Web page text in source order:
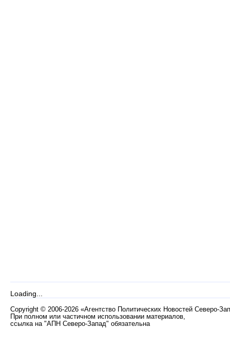
Loading...
Copyright © 2006-2026 «Агентство Политических Новостей Северо-
При полном или частичном использовании материалов,
ссылка на "АПН Северо-Запад" обязательна